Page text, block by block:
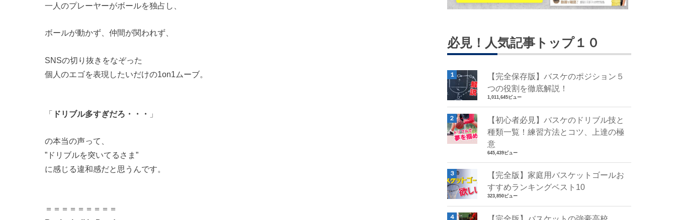
一人のプレーヤーがボールを独占し、
ボールが動かず、仲間が関われず、
SNSの切り抜きをなぞった
個人のエゴを表現したいだけの1on1ムーブ。
「 ドリブル多すぎだろ・・・ 」
の本当の声って、
”ドリブルを突いてるさま”
に感じる違和感だと思うんです。
＝＝＝＝＝＝＝＝＝
必見！人気記事トップ１０
【完全保存版】バスケのポジション５
つの役割を徹底解説！
1,011,645ビュー
【初心者必見】バスケのドリブル技と
種類一覧！練習方法とコツ、上達の極
意
645,439ビュー
【完全版】家庭用バスケットゴールお
すすめランキングベスト10
323,850ビュー